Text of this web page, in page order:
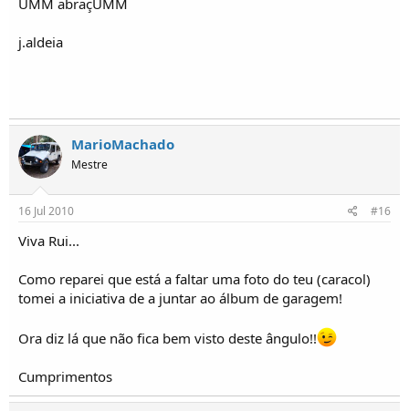
j.aldeia
MarioMachado
Mestre
16 Jul 2010 #16
Viva Rui...
Como reparei que está a faltar uma foto do teu (caracol)
tomei a iniciativa de a juntar ao álbum de garagem!
Ora diz lá que não fica bem visto deste ângulo!!
Cumprimentos